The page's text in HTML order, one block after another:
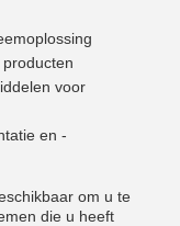
voor
en -
om u te
die u heeft